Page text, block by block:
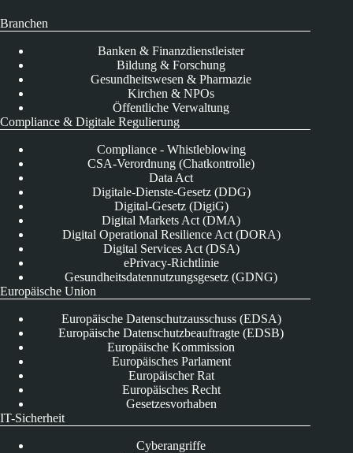
Branchen
Banken & Finanzdienstleister
Bildung & Forschung
Gesundheitswesen & Pharmazie
Kirchen & NPOs
Öffentliche Verwaltung
Compliance & Digitale Regulierung
Compliance - Whistleblowing
CSA-Verordnung (Chatkontrolle)
Data Act
Digitale-Dienste-Gesetz (DDG)
Digital-Gesetz (DigiG)
Digital Markets Act (DMA)
Digital Operational Resilience Act (DORA)
Digital Services Act (DSA)
ePrivacy-Richtlinie
Gesundheitsdatennutzungsgesetz (GDNG)
Europäische Union
Europäische Datenschutzausschuss (EDSA)
Europäische Datenschutzbeauftragte (EDSB)
Europäische Kommission
Europäisches Parlament
Europäischer Rat
Europäisches Recht
Gesetzesvorhaben
IT-Sicherheit
Cyberangriffe